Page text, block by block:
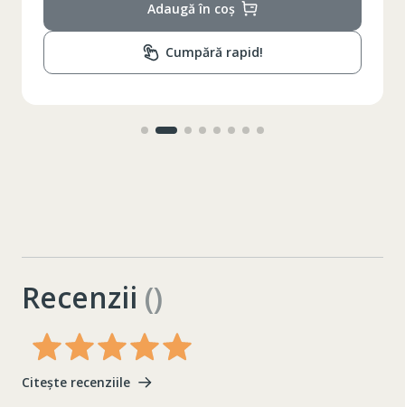
Adaugă în coș
Cumpără rapid!
Recenzii ()
Citește recenziile